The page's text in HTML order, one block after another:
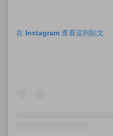
在 Instagram 查看這則貼文